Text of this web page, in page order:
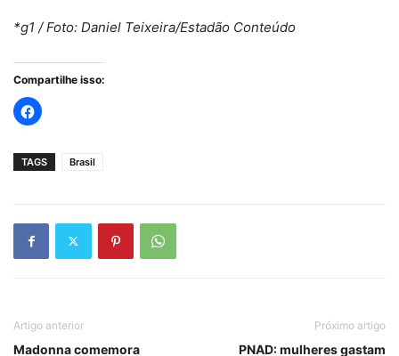
*g1 / Foto: Daniel Teixeira/Estadão Conteúdo
Compartilhe isso:
TAGS Brasil
Artigo anterior
Madonna comemora
Próximo artigo
PNAD: mulheres gastam